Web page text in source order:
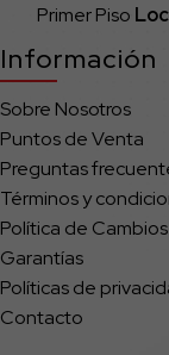
Primer Piso
Información
Sobre Nosotros
Puntos de Venta
Preguntas
Términos y
Política de
Garantías
Políticas de
Contacto